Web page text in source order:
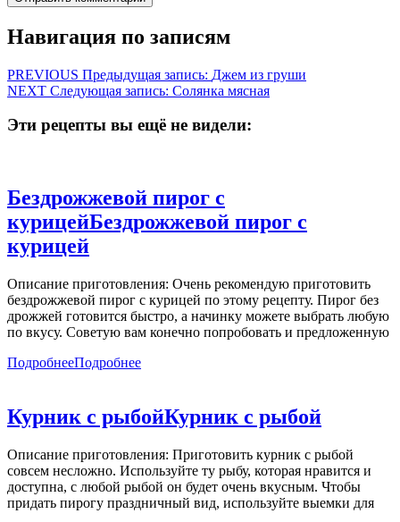
Навигация по записям
PREVIOUS Предыдущая запись: Джем из груши
NEXT Следующая запись: Солянка мясная
Эти рецепты вы ещё не видели:
Бездрожжевой пирог с
курицейБездрожжевой пирог с
курицей
Описание приготовления: Очень рекомендую приготовить
бездрожжевой пирог с курицей по этому рецепту. Пирог без
дрожжей готовится быстро, а начинку можете выбрать любую
по вкусу. Советую вам конечно попробовать и предложенную
ПодробнееПодробнее
Курник с рыбойКурник с рыбой
Описание приготовления: Приготовить курник с рыбой
совсем несложно. Используйте ту рыбу, которая нравится и
доступна, с любой рыбой он будет очень вкусным. Чтобы
придать пирогу праздничный вид, используйте выемки для